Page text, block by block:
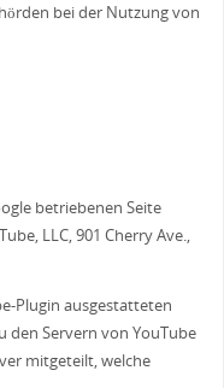
bei der Nutzung von
betriebenen Seite
LLC, 901 Cherry Ave.,
Plugin ausgestatteten
den Servern von YouTube
mitgeteilt, welche